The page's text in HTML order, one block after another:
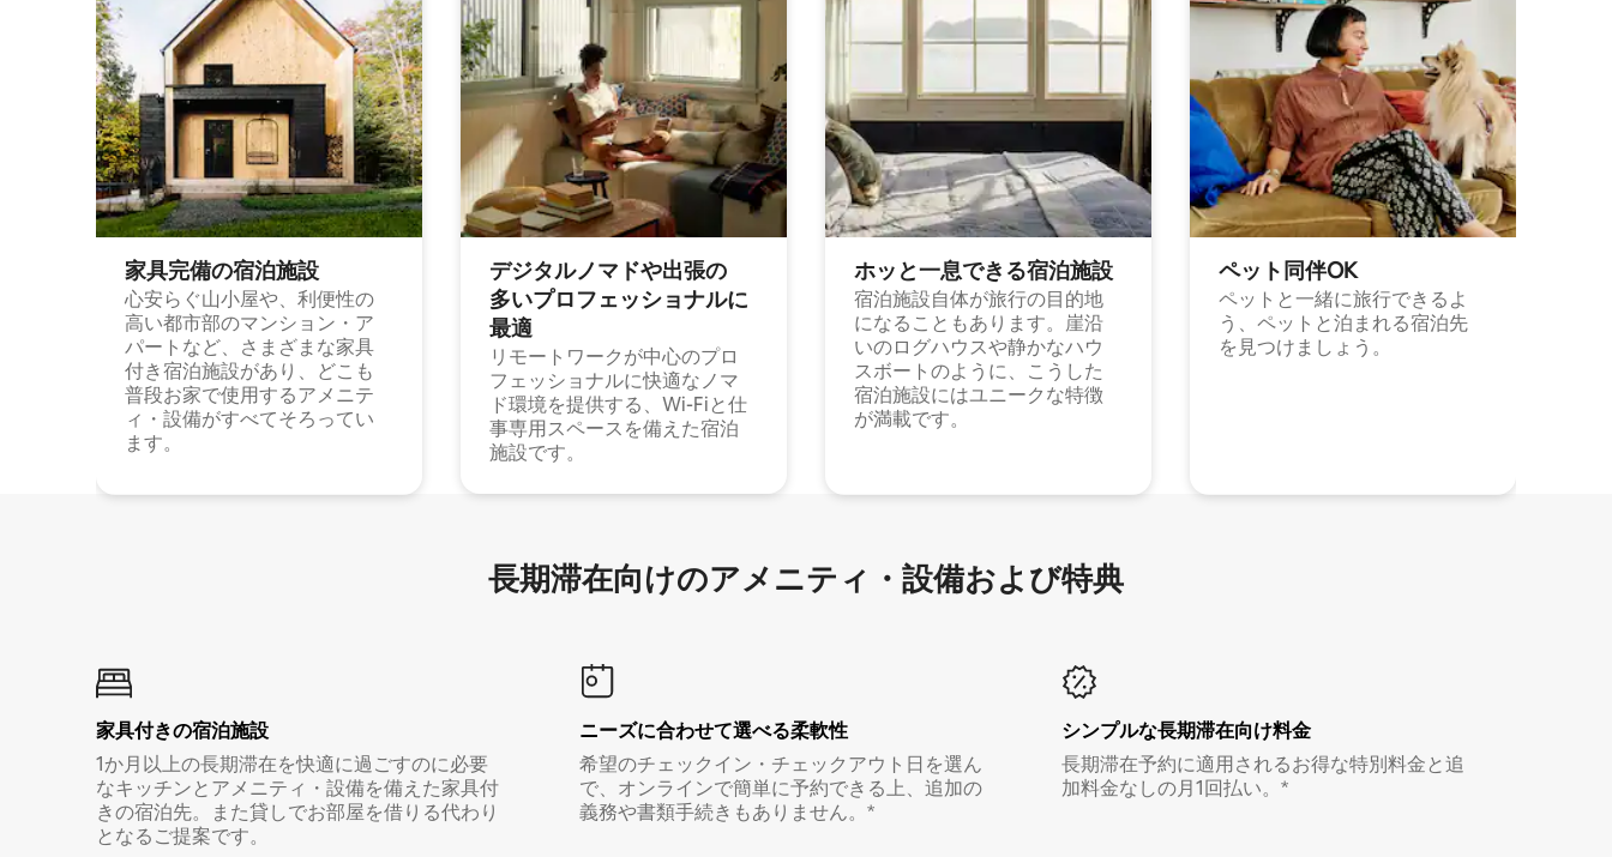
家具完備の宿⁠泊⁠施⁠設
心安らぐ山小屋や、利便性の
高い都市部のマンション・ア
パートなど、さまざまな家具
付き宿泊施設があり、どこも
普段お家で使用するアメニテ
ィ・設備がすべてそろってい
ます。
デジタルノマドや出⁠張⁠の
多⁠いプ⁠ロ⁠フ⁠ェ⁠ッ⁠シ⁠ョ⁠ナ⁠ル⁠に
最⁠適
リモートワークが中心のプロ
フェッショナルに快適なノマ
ド環境を提供する、Wi-Fiと仕
事専用スペースを備えた宿泊
施設です。
ホッと一⁠息⁠で⁠き⁠る宿⁠泊施⁠設
宿泊施設自体が旅行の目的地
になることもあります。崖沿
いのログハウスや静かなハウ
スボートのように、こうした
宿泊施設にはユニークな特徴
が満載です。
ペット同⁠伴OK
ペットと一緒に旅行できるよ
う、ペットと泊まれる宿泊先
を見つけましょう。
長期滞在向け⁠のア⁠メ⁠ニ⁠テ⁠ィ⁠・設⁠備⁠および特⁠典
家具付き⁠の宿⁠泊⁠施⁠設
1か月以上の長期滞在を快適に過ごすのに必要
なキッチンとアメニティ・設備を備えた家具付
きの宿泊先。また貸しでお部屋を借りる代わり
となるご提案です。
ニーズに合わせて選べる柔軟性
希望のチェックイン・チェックアウト日を選ん
で、オンラインで簡単に予約できる上、追加の
義務や書類手続きもありません。*
シンプルな長期滞在向け料金
長期滞在予約に適用されるお得な特別料金と追
加料金なしの月1回払い。*